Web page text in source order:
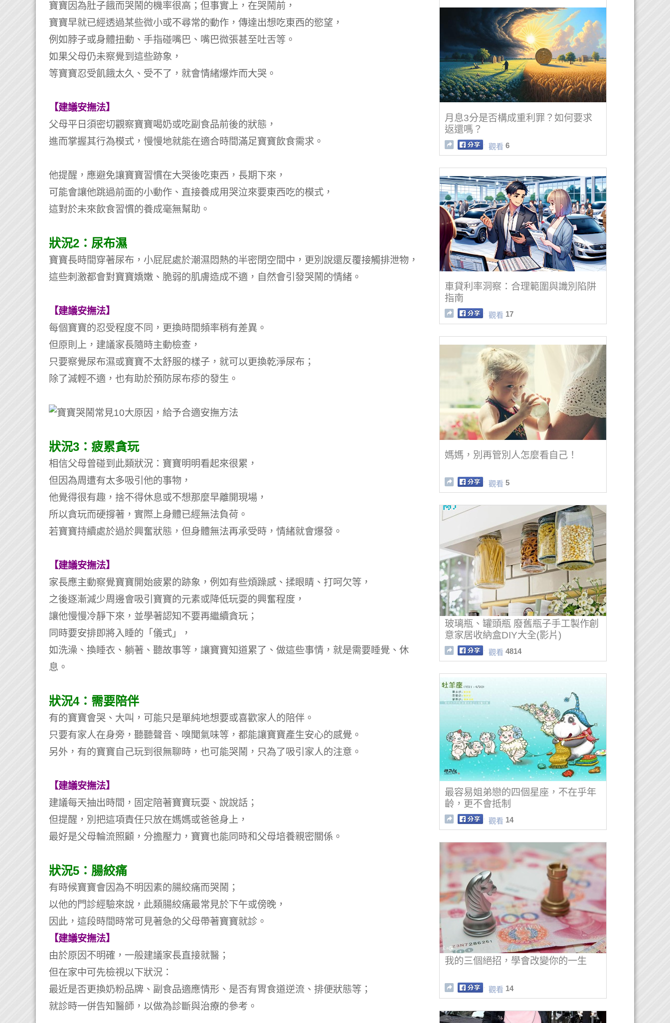
寶寶因為肚子餓而哭鬧的機率很高；但事實上，在哭鬧前，
寶寶早就已經透過某些微小或不尋常的動作，傳達出想吃東西的慾望，
例如脖子或身體扭動、手指碰嘴巴、嘴巴微張甚至吐舌等。
如果父母仍未察覺到這些跡象，
等寶寶忍受飢餓太久、受不了，就會情緒爆炸而大哭。
【建議安撫法】
父母平日須密切觀察寶寶喝奶或吃副食品前後的狀態，
進而掌握其行為模式，慢慢地就能在適合時間滿足寶寶飲食需求。
他提醒，應避免讓寶寶習慣在大哭後吃東西，長期下來，
可能會讓他跳過前面的小動作、直接養成用哭泣來要東西吃的模式，
這對於未來飲食習慣的養成毫無幫助。
狀況2：尿布濕
寶寶長時間穿著尿布，小屁屁處於潮濕悶熱的半密閉空間中，更別說還反覆接觸排泄物，
這些刺激都會對寶寶嬌嫩、脆弱的肌膚造成不適，自然會引發哭鬧的情緒。
【建議安撫法】
每個寶寶的忍受程度不同，更換時間頻率稍有差異。
但原則上，建議家長隨時主動檢查，
只要察覺尿布濕或寶寶不太舒服的樣子，就可以更換乾淨尿布；
除了減輕不適，也有助於預防尿布疹的發生。
狀況3：疲累貪玩
相信父母曾碰到此類狀況：寶寶明明看起來很累，
但因為周遭有太多吸引他的事物，
他覺得很有趣，捨不得休息或不想那麼早離開現場，
所以貪玩而硬撐著，實際上身體已經無法負荷。
若寶寶持續處於過於興奮狀態，但身體無法再承受時，情緒就會爆發。
【建議安撫法】
家長應主動察覺寶寶開始疲累的跡象，例如有些煩躁感、揉眼睛、打呵欠等，
之後逐漸減少周邊會吸引寶寶的元素或降低玩耍的興奮程度，
讓他慢慢冷靜下來，並學著認知不要再繼續貪玩；
同時要安排即將入睡的「儀式」，
如洗澡、換睡衣、躺著、聽故事等，讓寶寶知道累了、做這些事情，就是需要睡覺、休
息。
狀況4：需要陪伴
有的寶寶會哭、大叫，可能只是單純地想要或喜歡家人的陪伴。
只要有家人在身旁，聽聽聲音、嗅聞氣味等，都能讓寶寶產生安心的感覺。
另外，有的寶寶自己玩到很無聊時，也可能哭鬧，只為了吸引家人的注意。
【建議安撫法】
建議每天抽出時間，固定陪著寶寶玩耍、說說話；
但提醒，別把這項責任只放在媽媽或爸爸身上，
最好是父母輪流照顧，分擔壓力，寶寶也能同時和父母培養親密關係。
狀況5：腸絞痛
有時候寶寶會因為不明因素的腸絞痛而哭鬧；
以他的門診經驗來說，此類腸絞痛最常見於下午或傍晚，
因此，這段時間時常可見著急的父母帶著寶寶就診。
【建議安撫法】
由於原因不明確，一般建議家長直接就醫；
但在家中可先檢視以下狀況：
最近是否更換奶粉品牌、副食品適應情形、是否有胃食道逆流、排便狀態等；
就診時一併告知醫師，以做為診斷與治療的參考。
月息3分是否構成重利罪？如何要求
返還嗎？
觀看 6
車貸利率洞察：合理範圍與識別陷阱
指南
觀看 17
媽媽，別再管別人怎麼看自己！
觀看 5
玻璃瓶、罐頭瓶 廢舊瓶子手工製作創
意家居收納盒DIY大全(影片)
觀看 4814
最容易姐弟戀的四個星座，不在乎年
齡，更不會抵制
觀看 14
我的三個絕招，學會改變你的一生
觀看 14